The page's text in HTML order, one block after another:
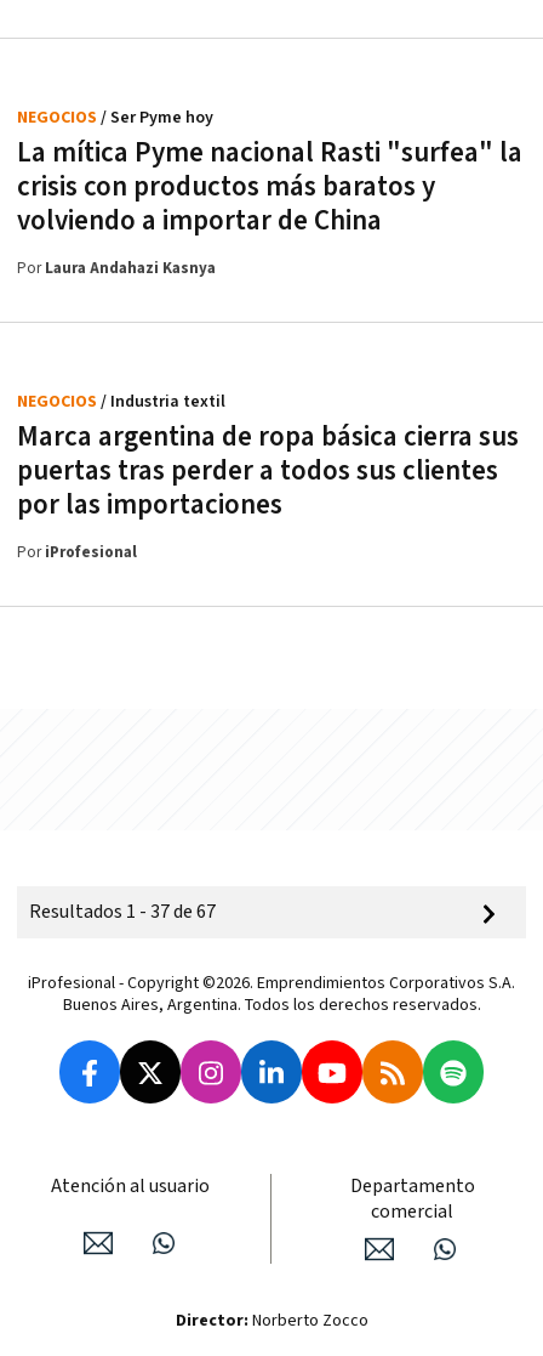
La mítica Pyme nacional Rasti "surfea" la
crisis con productos más baratos y
volviendo a importar de China
NEGOCIOS / Ser Pyme hoy
PorLaura Andahazi Kasnya
Marca argentina de ropa básica cierra sus
puertas tras perder a todos sus clientes
por las importaciones
NEGOCIOS / Industria textil
PoriProfesional
Resultados 1 - 37 de 67
iProfesional - Copyright ©2026. Emprendimientos Corporativos S.A.
Buenos Aires, Argentina. Todos los derechos reservados.
Atención al usuario
Departamento
comercial
Director: Norberto Zocco